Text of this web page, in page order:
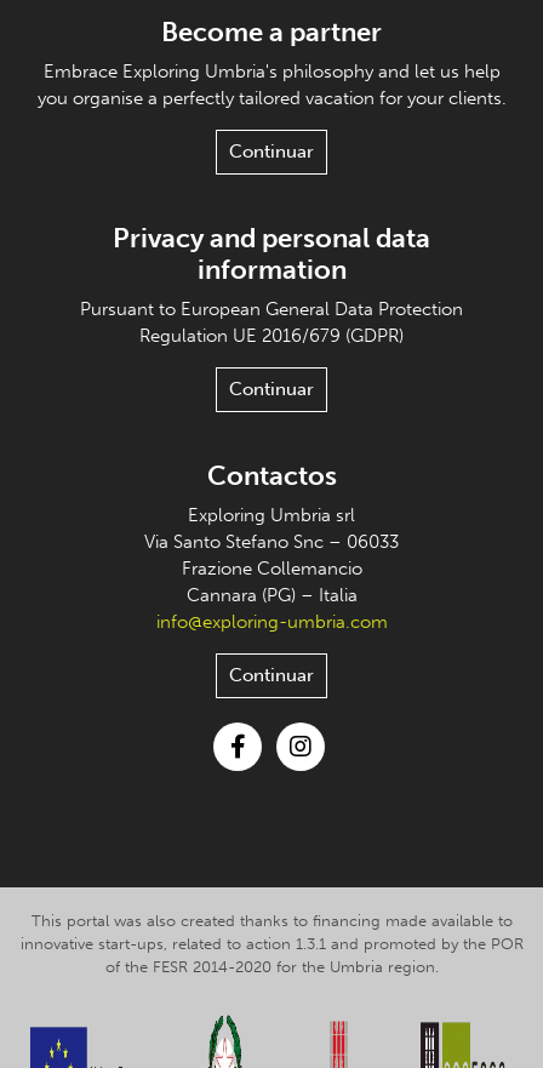
Become a partner
Embrace Exploring Umbria's philosophy and let us help
you organise a perfectly tailored vacation for your clients.
Continuar
Privacy and personal data
information
Pursuant to European General Data Protection
Regulation UE 2016/679 (GDPR)
Continuar
Contactos
Exploring Umbria srl
Via Santo Stefano Snc – 06033
Frazione Collemancio
Cannara (PG) – Italia
info@exploring-umbria.com
Continuar
This portal was also created thanks to financing made available to
innovative start-ups, related to action 1.3.1 and promoted by the POR
of the FESR 2014-2020 for the Umbria region.